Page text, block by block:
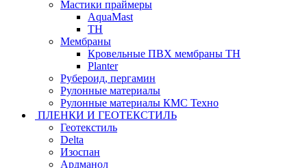
Мастики праймеры
AquaMast
ТН
Мембраны
Кровельные ПВХ мембраны ТН
Planter
Рубероид, пергамин
Рулонные материалы
Рулонные материалы КМС Техно
ПЛЕНКИ И ГЕОТЕКСТИЛЬ
Геотекстиль
Delta
Изоспан
Ардманол